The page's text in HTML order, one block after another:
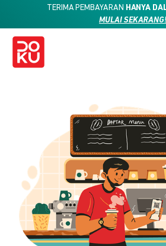
TERIMA PEMBAYARAN HANYA
MULAI SEKARANG!